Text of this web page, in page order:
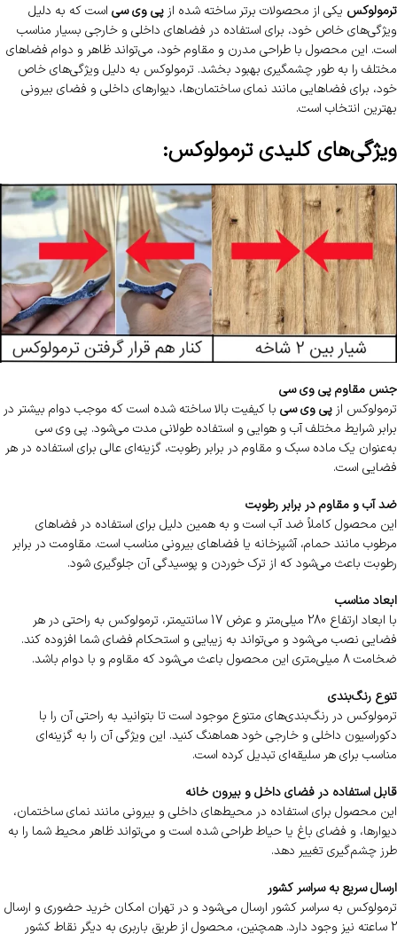
ترمولوکس یکی از محصولات برتر ساخته شده از پی وی سی است که به دلیل
ویژگی‌های خاص خود، برای استفاده در فضاهای داخلی و خارجی بسیار مناسب
است. این محصول با طراحی مدرن و مقاوم خود، می‌تواند ظاهر و دوام فضاهای
مختلف را به طور چشمگیری بهبود بخشد. ترمولوکس به دلیل ویژگی‌های خاص
خود، برای فضاهایی مانند نمای ساختمان‌ها، دیوارهای داخلی و فضای بیرونی
بهترین انتخاب است.
ویژگی‌های کلیدی ترمولوکس:
جنس مقاوم پی وی سی
ترمولوکس از پی وی سی با کیفیت بالا ساخته شده است که موجب دوام بیشتر در
برابر شرایط مختلف آب و هوایی و استفاده طولانی مدت می‌شود. پی وی سی
به‌عنوان یک ماده سبک و مقاوم در برابر رطوبت، گزینه‌ای عالی برای استفاده در هر
فضایی است.
ضد آب و مقاوم در برابر رطوبت
این محصول کاملاً ضد آب است و به همین دلیل برای استفاده در فضاهای
مرطوب مانند حمام، آشپزخانه یا فضاهای بیرونی مناسب است. مقاومت در برابر
رطوبت باعث می‌شود که از ترک خوردن و پوسیدگی آن جلوگیری شود.
ابعاد مناسب
با ابعاد ارتفاع 280 میلی‌متر و عرض 17 سانتیمتر، ترمولوکس به راحتی در هر
فضایی نصب می‌شود و می‌تواند به زیبایی و استحکام فضای شما افزوده کند.
ضخامت 8 میلی‌متری این محصول باعث می‌شود که مقاوم و با دوام باشد.
تنوع رنگ‌بندی
ترمولوکس در رنگ‌بندی‌های متنوع موجود است تا بتوانید به راحتی آن را با
دکوراسیون داخلی و خارجی خود هماهنگ کنید. این ویژگی آن را به گزینه‌ای
مناسب برای هر سلیقه‌ای تبدیل کرده است.
قابل استفاده در فضای داخل و بیرون خانه
این محصول برای استفاده در محیط‌های داخلی و بیرونی مانند نمای ساختمان،
دیوارها، و فضای باغ یا حیاط طراحی شده است و می‌تواند ظاهر محیط شما را به
طرز چشم‌گیری تغییر دهد.
ارسال سریع به سراسر کشور
ترمولوکس به سراسر کشور ارسال می‌شود و در تهران امکان خرید حضوری و ارسال
2 ساعته نیز وجود دارد. همچنین، محصول از طریق باربری به دیگر نقاط کشور